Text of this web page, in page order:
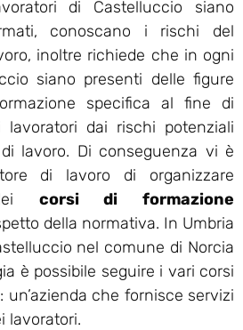
di Castelluccio siano
conoscano i rischi del
inoltre richiede che in ogni
siano presenti delle figure
specifica al fine di
lavoratori dai rischi potenziali
lavoro. Di conseguenza vi è
di lavoro di organizzare
corsi di formazione
della normativa. In Umbria
nel comune di Norcia
è possibile seguire i vari corsi
: un’azienda che fornisce servizi
lavoratori.